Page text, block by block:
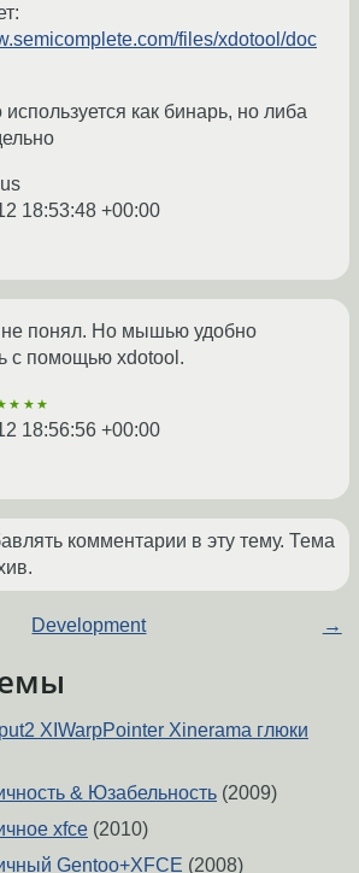
files/xdotool/doc
как бинарь, но либа
18:53:48 +00:00
не понял. Но мышью удобно
с помощью xdotool.
18:56:56 +00:00
комментарии в эту тему. Тема
Development →
XIWarpPointer Xinerama глюки
& Юзабельность (2009)
xfce (2010)
Gentoo+XFCE (2008)